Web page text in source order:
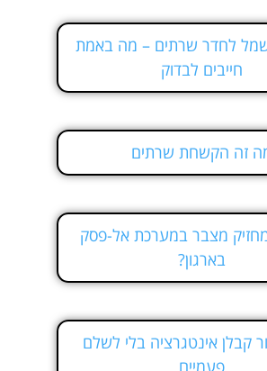
לחדר שרתים – מה באמת
חייבים לבדוק
זה הקשחת שרתים
מצבר במערכת אל-פסק
בארגון?
קבלן אינטגרציה בלי לשלם